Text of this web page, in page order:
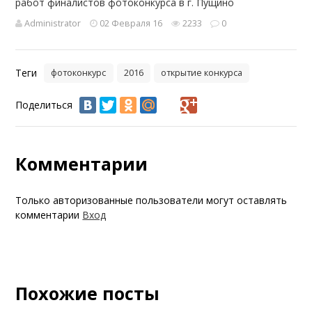
Administrator 02 Февраля 16 2233 0
Теги фотоконкурс 2016 открытие конкурса
Поделиться
Комментарии
Только авторизованные пользователи могут оставлять
комментарии Вход
Похожие посты